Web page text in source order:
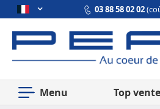
03 88 58 02 02
Menu Top